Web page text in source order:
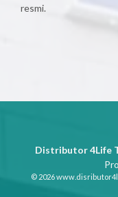
resmi.
Distributor 4Life
© 2026